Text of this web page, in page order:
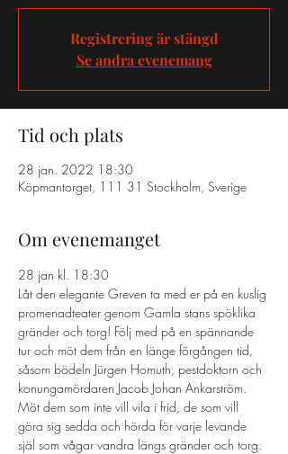
Registrering är stängd
Se andra evenemang
Tid och plats
28 jan. 2022 18:30
Köpmantorget, 111 31 Stockholm, Sverige
Om evenemanget
28 jan kl. 18:30
Låt den elegante Greven ta med er på en kuslig
promenadteater genom Gamla stans spöklika
gränder och torg! Följ med på en spännande
tur och möt dem från en länge förgången tid,
såsom bödeln Jürgen Homuth, pestdoktorn och
konungamördaren Jacob Johan Ankarström.
Möt dem som inte vill vila i frid, de som vill
göra sig sedda och hörda för varje levande
själ som vågar vandra längs gränder och torg.